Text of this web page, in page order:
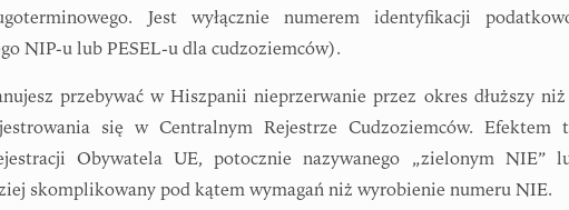
Jest wyłącznie numerem identyfikacji
NIP-u lub PESEL-u dla cudzoziemców).
przebywać w Hiszpanii nieprzerwanie przez okres dłuższy
się w Centralnym Rejestrze Cudzoziemców. Efektem
Obywatela UE, potocznie nazywanego „zielonym NIE”
skomplikowany pod kątem wymagań niż wyrobienie numeru NIE.